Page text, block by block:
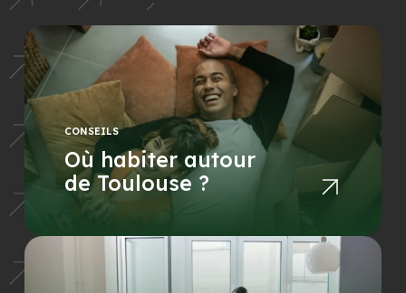
CONSEILS
Où habiter autour
de Toulouse ?